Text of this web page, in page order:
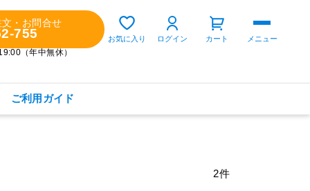
文・お問合せ
755
（年中無休）
お気に入り ログイン カート メニュー
ご利用ガイド
ゲスト 様
2件